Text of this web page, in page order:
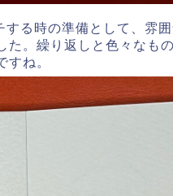
る時の準備として、雰
た。繰り返しと色々なも
ね。